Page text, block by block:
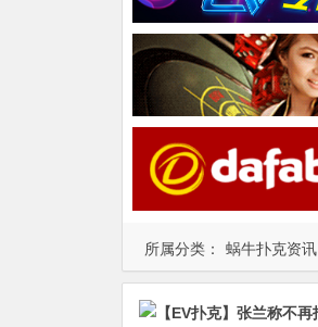
所属分类： 蜗牛扑克资讯